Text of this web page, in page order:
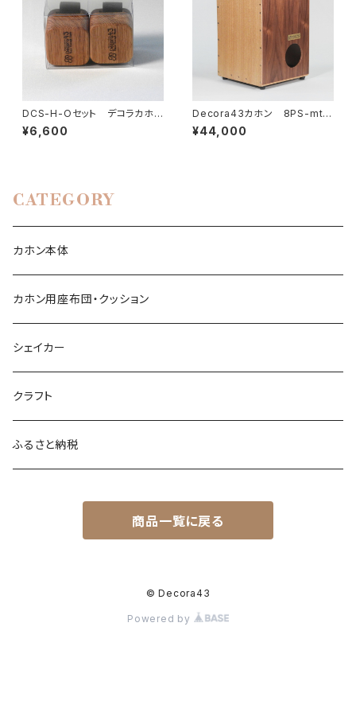
DCS-H-Oセット デコラカホン
シェイカーH-Oセット
¥6,600
Decora43カホン 8PS-mt2
468w
¥44,000
CATEGORY
カホン本体
カホン用座布団・クッション
シェイカー
クラフト
ふるさと納税
商品一覧に戻る
© Decora43
Powered by